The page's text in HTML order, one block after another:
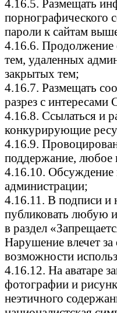
4.16.5. Размещать
порнографического
пароли к сайтам
4.16.6. Продолжение
тем, удаленных
закрытых тем;
4.16.7. Размещать
разрез с интересами
4.16.8. Ссылаться и
конкурирующие
4.16.9.
поддержание, любое
4.16.10. Обсуждение
администрации;
4.16.11. В подписи и
публиковать любую
в раздел
Нарушение влечет
возможности
4.16.12. На аватаре
фотографии и
неэтичного